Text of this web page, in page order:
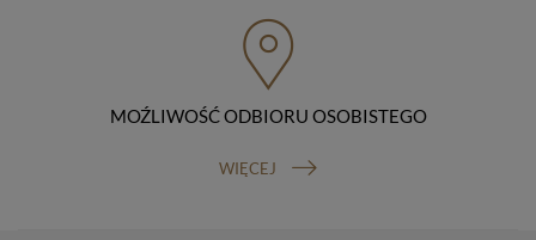
organu nadzorczego (Prezesa Urzędu Ochrony Danych
Osobowych, ul. Stawki 2, 00-193 Warszawa) oraz
prawo do cofnięcia zgody na przetwarzanie danych
osobowych (masz prawo cofnięcia zgody na
przetwarzanie danych w dowolnym momencie;
przetwarzania, którego dokonano na podstawie Twojej
zgody przed jej cofnięciem). W celu wykonania swoich
MOŹLIWOŚĆ ODBIORU OSOBISTEGO
WIĘCEJ